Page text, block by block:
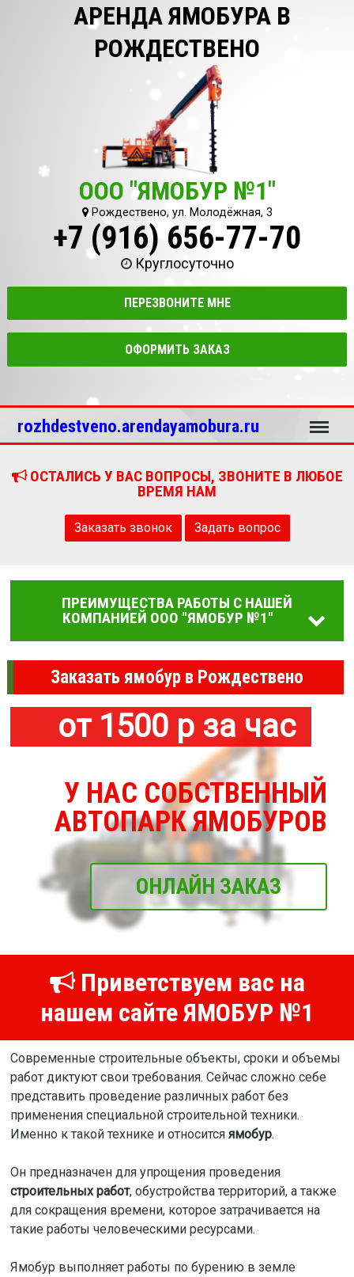
АРЕНДА ЯМОБУРА В
РОЖДЕСТВЕНО
ООО "ЯМОБУР №1"
Рождествено, ул. Молодёжная, 3
+7 (916) 656-77-70
Круглосуточно
ПЕРЕЗВОНИТЕ МНЕ
ОФОРМИТЬ ЗАКАЗ
rozhdestveno.arendayamobura.ru Меню
ОСТАЛИСЬ У ВАС ВОПРОСЫ, ЗВОНИТЕ В ЛЮБОЕ
ВРЕМЯ НАМ
Заказать звонок Задать вопрос
ПРЕИМУЩЕСТВА РАБОТЫ С НАШЕЙ
КОМПАНИЕЙ ООО "ЯМОБУР №1"
Заказать ямобур в Рождествено
от 1500 р за час
У НАС СОБСТВЕННЫЙ
АВТОПАРК ЯМОБУРОВ
ОНЛАЙН ЗАКАЗ
Приветствуем вас на
нашем сайте ЯМОБУР №1
Современные строительные объекты, сроки и объемы
работ диктуют свои требования. Сейчас сложно себе
представить проведение различных работ без
применения специальной строительной техники.
Именно к такой технике и относится ямобур.
Он предназначен для упрощения проведения
строительных работ, обустройства территорий, а также
для сокращения времени, которое затрачивается на
такие работы человеческими ресурсами.
Ямобур выполняет работы по бурению в земле